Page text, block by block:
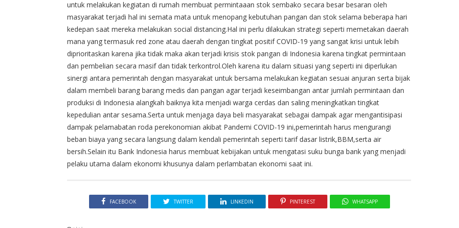
untuk melakukan kegiatan di rumah membuat permintaaan stok sembako secara besar besaran oleh
masyarakat terjadi hal ini semata mata untuk menopang kebutuhan pangan dan stok selama beberapa hari
kedepan saat mereka melakukan social distancing.Hal ini perlu dilakukan strategi seperti memetakan daerah
mana yang termasuk red zone atau daerah dengan tingkat positif COVID-19 yang sangat krisi untuk lebih
diprioritaskan karena jika tidak maka akan terjadi krisis stok pangan di Indonesia karena tingkat permintaan
dan pembelian secara masif dan tidak terkontrol.Oleh karena itu dalam situasi yang seperti ini diperlukan
sinergi antara pemerintah dengan masyarakat untuk bersama melakukan kegiatan sesuai anjuran serta bijak
dalam membeli barang barang medis dan pangan agar terjadi keseimbangan antar jumlah permintaan dan
produksi di Indonesia alangkah baiknya kita menjadi warga cerdas dan saling meningkatkan tingkat
kepedulian antar sesama.Serta untuk menjaga daya beli masyarakat sebagai dampak agar mengantisipasi
dampak pelamabatan roda perekonomian akibat Pandemi COVID-19 ini,pemerintah harus mengurangi
beban biaya yang secara langsung dalam kendali pemerintah seperti tarif dasar listrik,BBM,serta air
bersih.Selain itu Bank Indonesia harus membuat kebijakan untuk mengatasi suku bunga bank yang menjadi
pelaku utama dalam ekonomi khusunya dalam perlambatan ekonomi saat ini.
FACEBOOK TWITTER LINKEDIN PINTEREST WHATSAPP